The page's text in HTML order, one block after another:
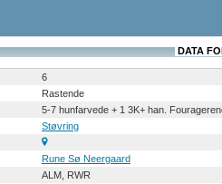
DATA
6
Rastende
5-7 hunfarvede + 1 3K+ han.
Støvring
Rune Sø Neergaard
ALM, RWR